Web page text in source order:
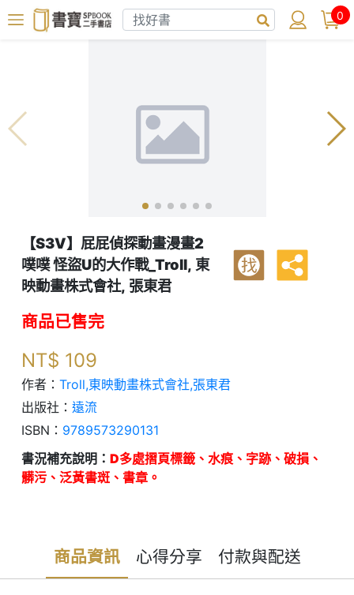
0
【S3V】屁屁偵探動畫漫畫2
噗噗 怪盜U的大作戰_Troll, 東
映動畫株式會社, 張東君
找
商品已售完
NT$ 109
作者： Troll,東映動畫株式會社,張東君
出版社： 遠流
ISBN： 9789573290131
書況補充說明： D多處摺頁標籤、水痕、字跡、破損、
髒污、泛黃書斑、書章。
商品資訊 心得分享 付款與配送